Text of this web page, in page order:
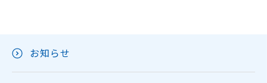
お知らせ